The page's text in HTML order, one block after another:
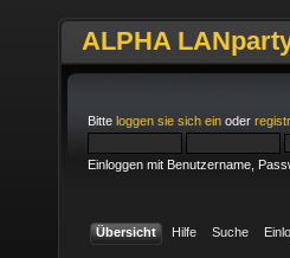
ALPHA
Bitte loggen sie sich ein oder
Einloggen mit Benutzername,
Übersicht Hilfe Suche